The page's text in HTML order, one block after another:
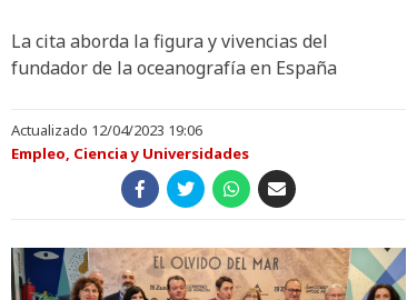
La cita aborda la figura y vivencias del
fundador de la oceanografía en España
Actualizado 12/04/2023 19:06
Empleo, Ciencia y Universidades